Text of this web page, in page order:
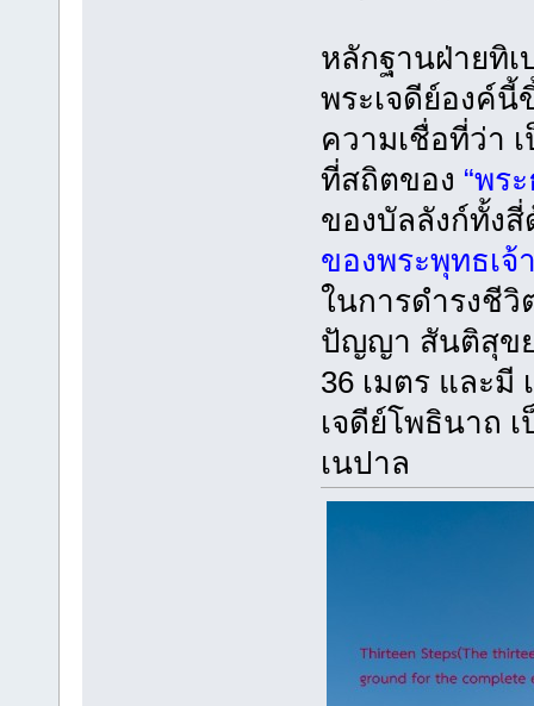
หลักฐานฝ่ายทิเ
พระเจดีย์องค์
ความเชื่อที่ว่า
ที่สถิตของ “พร
ของบัลลังก์ทั้ง
ของพระพุทธเจ้
ในการดำรงชี
ปัญญา สันติสุข
36 เมตร และมี
เจดีย์โพธินาถ
เนปาล